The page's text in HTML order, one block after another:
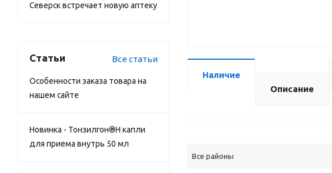
Наличие
Описание
Все районы
Северск встречает новую аптеку
Статьи Все статьи
Особенности заказа товара на
нашем сайте
Новинка - Тонзилгон®Н капли
для приема внутрь 50 мл